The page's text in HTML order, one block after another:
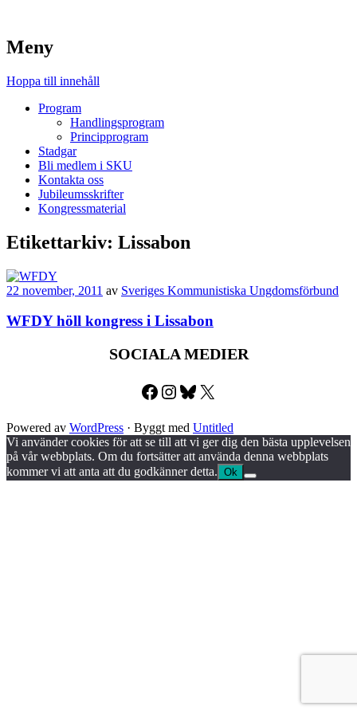
Meny
Hoppa till innehåll
Program
Handlingsprogram
Principprogram
Stadgar
Bli medlem i SKU
Kontakta oss
Jubileumsskrifter
Kongressmaterial
Etikettarkiv: Lissabon
22 november, 2011 av Sveriges Kommunistiska Ungdomsförbund
WFDY höll kongress i Lissabon
SOCIALA MEDIER
Facebook
Instagram
Bluesky
X
Powered av WordPress · Byggt med Untitled
Vi använder cookies för att se till att vi ger dig den bästa upplevelsen
på vår webbplats. Om du fortsätter att använda denna webbplats
kommer vi att anta att du godkänner detta. Ok